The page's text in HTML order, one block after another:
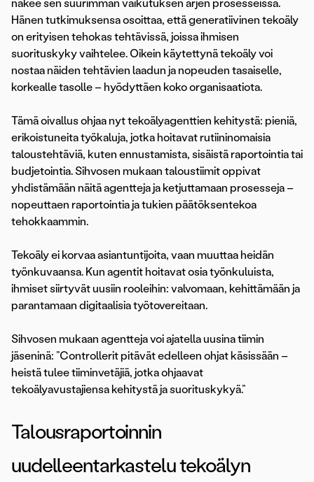
näkee sen suurimman vaikutuksen arjen prosesseissa.
Hänen tutkimuksensa osoittaa, että generatiivinen tekoäly
on erityisen tehokas tehtävissä, joissa ihmisen
suorituskyky vaihtelee. Oikein käytettynä tekoäly voi
nostaa näiden tehtävien laadun ja nopeuden tasaiselle,
korkealle tasolle – hyödyttäen koko organisaatiota.
Tämä oivallus ohjaa nyt tekoälyagenttien kehitystä: pieniä,
erikoistuneita työkaluja, jotka hoitavat rutiininomaisia
taloustehtäviä, kuten ennustamista, sisäistä raportointia tai
budjetointia. Sihvosen mukaan taloustiimit oppivat
yhdistämään näitä agentteja ja ketjuttamaan prosesseja –
nopeuttaen raportointia ja tukien päätöksentekoa
tehokkaammin.
Tekoäly ei korvaa asiantuntijoita, vaan muuttaa heidän
työnkuvaansa. Kun agentit hoitavat osia työnkuluista,
ihmiset siirtyvät uusiin rooleihin: valvomaan, kehittämään ja
parantamaan digitaalisia työtovereitaan.
Sihvosen mukaan agentteja voi ajatella uusina tiimin
jäseninä: ”Controllerit pitävät edelleen ohjat käsissään –
heistä tulee tiiminvetäjiä, jotka ohjaavat
tekoälyavustajiensa kehitystä ja suorituskykyä.”
Talousraportoinnin
uudelleentarkastelu tekoälyn